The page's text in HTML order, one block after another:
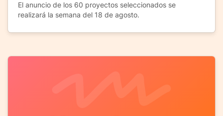
El anuncio de los 60 proyectos seleccionados se
realizará la semana del 18 de agosto.